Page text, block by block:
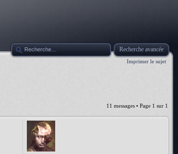
Recherche avancée
Imprimer le sujet
11 messages • Page 1 sur 1